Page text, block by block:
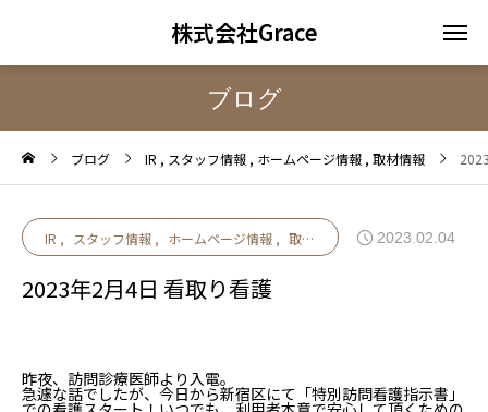
株式会社Grace
ブログ
ブログ IR スタッフ情報 ホームページ情報 取材情報
IR スタッフ情報 ホームページ情報 取材情報 2023.02.04
2023年2月4日 看取り看護
昨夜、訪問診療医師より入電。
急遽な話でしたが、今日から新宿区にて「特別訪問看護指示書」